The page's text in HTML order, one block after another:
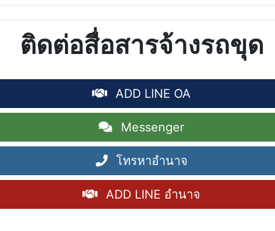
ติดต่อสื่อสารจ้างรถขุด
ADD LINE OA
Messenger
โทรหาอำนาจ
ADD LINE อำนาจ